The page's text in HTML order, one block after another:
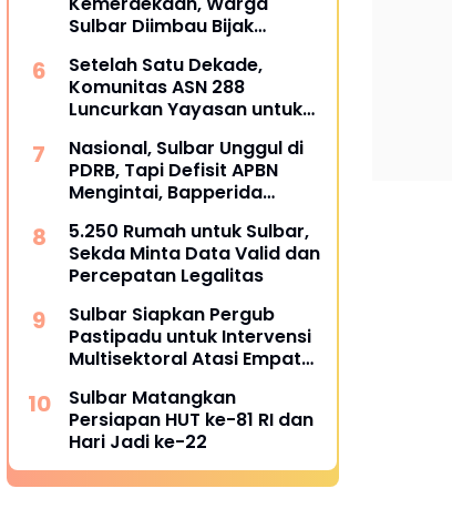
Sulbar Diimbau Bijak
Setelah Satu Dekade,
Komunitas ASN 288
Luncurkan Yayasan untuk
Kesehatan
Nasional, Sulbar Unggul di
PDRB, Tapi Defisit APBN
Mengintai, Bapperida
5.250 Rumah untuk Sulbar,
Sekda Minta Data Valid dan
Percepatan Legalitas
Sulbar Siapkan Pergub
Pastipadu untuk Intervensi
Multisektoral Atasi Empat
Sulbar Matangkan
Persiapan HUT ke-81 RI dan
Hari Jadi ke-22